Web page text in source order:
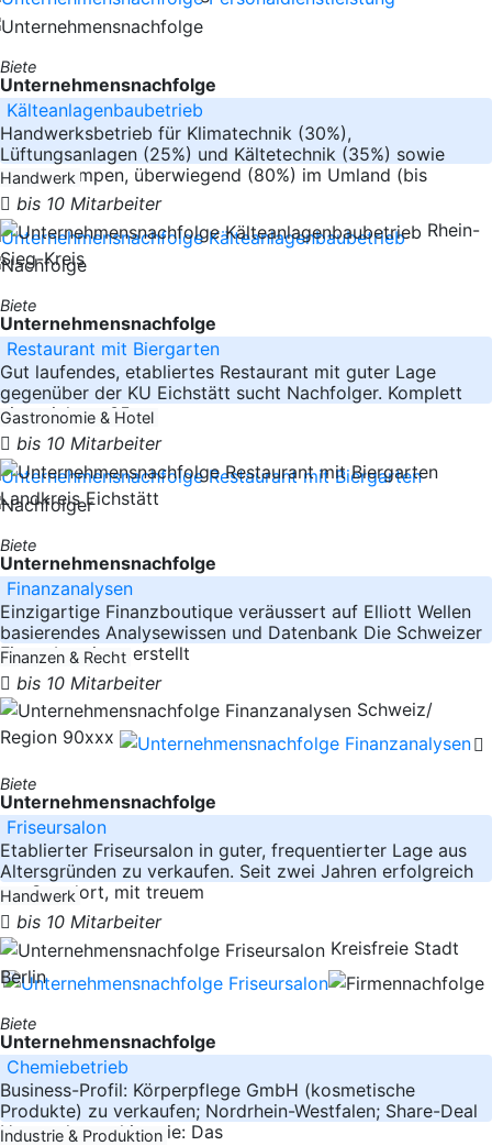
Biete
Unternehmensnachfolge
Kälteanlagenbaubetrieb
Handwerksbetrieb für Klimatechnik (30%),
Lüftungsanlagen (25%) und Kältetechnik (35%) sowie
Wärmepumpen, überwiegend (80%) im Umland (bis
Handwerk
bis 10 Mitarbeiter
Rhein-
Sieg-Kreis
Biete
Unternehmensnachfolge
Restaurant mit Biergarten
Gut laufendes, etabliertes Restaurant mit guter Lage
gegenüber der KU Eichstätt sucht Nachfolger. Komplett
eingerichtet, 35
Gastronomie & Hotel
bis 10 Mitarbeiter
Landkreis Eichstätt
Biete
Unternehmensnachfolge
Finanzanalysen
Einzigartige Finanzboutique veräussert auf Elliott Wellen
basierendes Analysewissen und Datenbank Die Schweizer
Finanzboutique erstellt
Finanzen & Recht
bis 10 Mitarbeiter
Schweiz/
Region 90xxx
Biete
Unternehmensnachfolge
Friseursalon
Etablierter Friseursalon in guter, frequentierter Lage aus
Altersgründen zu verkaufen. Seit zwei Jahren erfolgreich
am Standort, mit treuem
Handwerk
bis 10 Mitarbeiter
Kreisfreie Stadt
Berlin
Biete
Unternehmensnachfolge
Chemiebetrieb
Business-Profil: Körperpflege GmbH (kosmetische
Produkte) zu verkaufen; Nordrhein-Westfalen; Share-Deal
Unternehmenshistorie: Das
Industrie & Produktion